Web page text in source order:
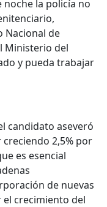
noche la policía no
Nacional de
Ministerio del
y pueda trabajar
candidato aseveró
2,5% por
es esencial
de nuevas
crecimiento del